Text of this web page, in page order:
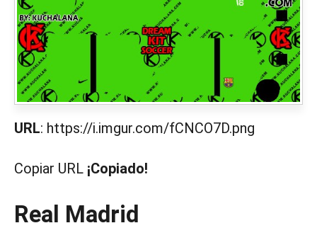
URL: https://i.imgur.com/fCNCO7D.png
Copiar URL ¡Copiado!
Real Madrid